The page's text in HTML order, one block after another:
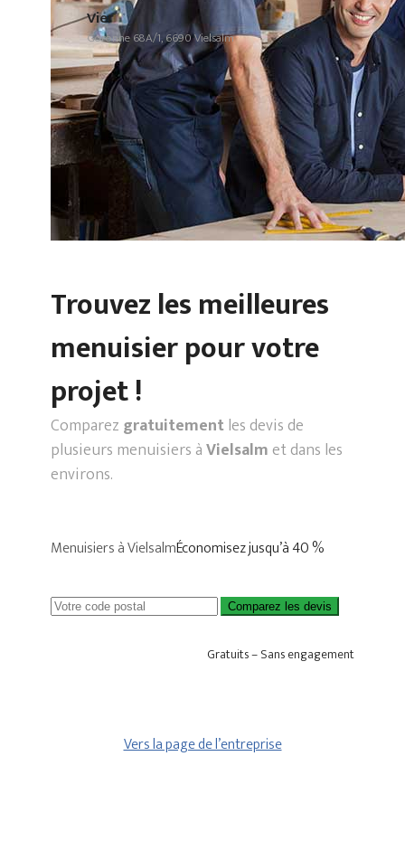
Vier
Goronne 68A/1, 6690 Vielsalm
Trouvez les meilleures
menuisier pour votre
projet !
Comparez gratuitementles devis de
plusieurs menuisiers àVielsalmet dans les
environs.
Menuisiers à VielsalmÉconomisez jusqu’à 40 %
Comparez les devis
Gratuits – Sans engagement
Vers la page de l’entreprise